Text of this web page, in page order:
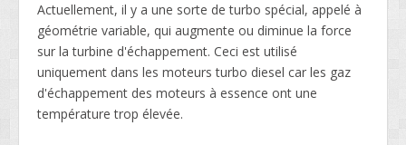
Actuellement, il y a une sorte de turbo spécial, appelé à
géométrie variable, qui augmente ou diminue la force
sur la turbine d'échappement. Ceci est utilisé
uniquement dans les moteurs turbo diesel car les gaz
d'échappement des moteurs à essence ont une
température trop élevée.